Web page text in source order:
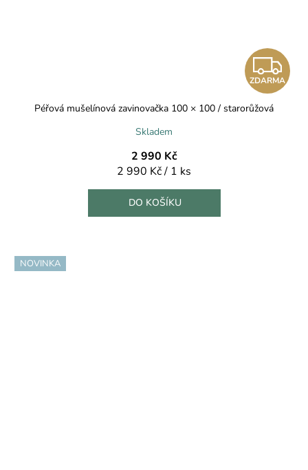
Z
D
ZDARMA
Péřová mušelínová zavinovačka 100 × 100 / starorůžová
Skladem
2 990 Kč
Měrná
cena:
2 990 Kč / 1 ks
DO KOŠÍKU
NOVINKA